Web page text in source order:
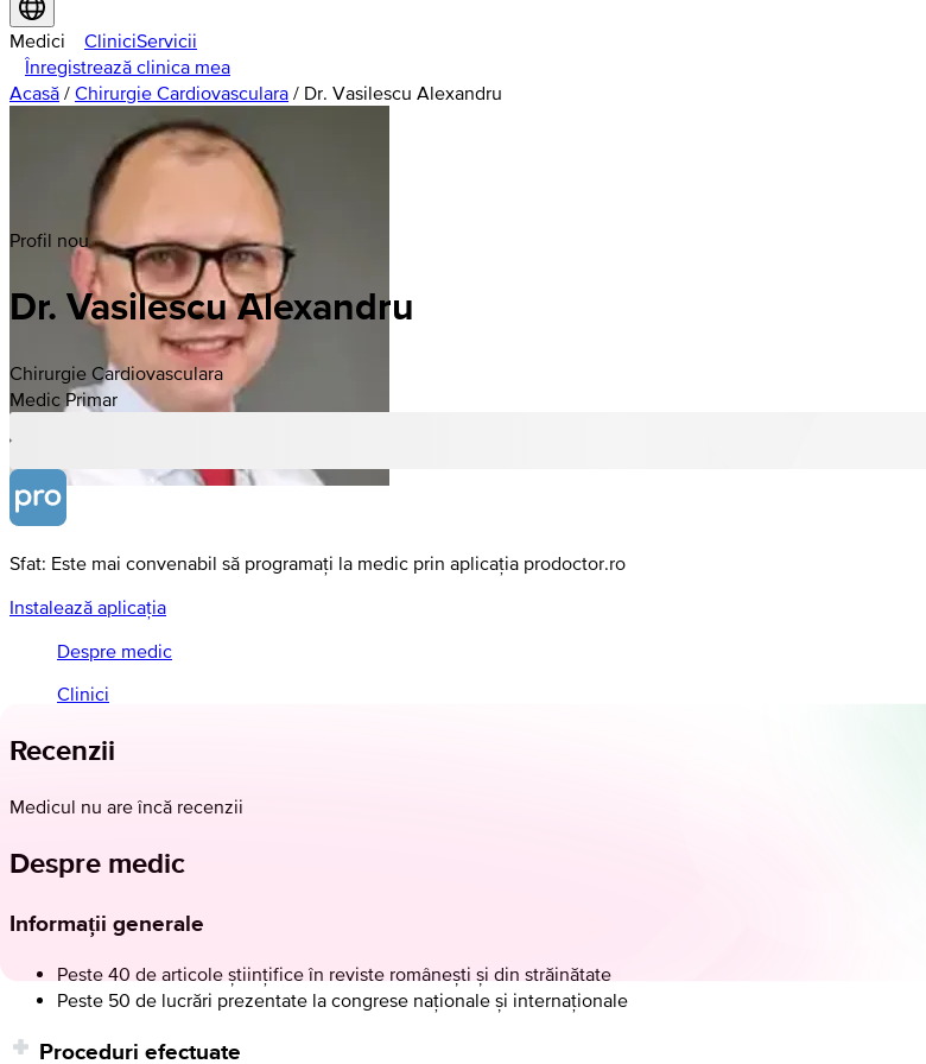
Medici CliniciServicii
Înregistrează clinica mea
Acasă / Chirurgie Cardiovasculara / Dr. Vasilescu Alexandru
Profil nou
Dr. Vasilescu Alexandru
Chirurgie Cardiovasculara
Medic Primar
Sfat: Este mai convenabil să programați la medic prin aplicația prodoctor.ro
Instalează aplicația
Despre medic
Clinici
Recenzii
Medicul nu are încă recenzii
Despre medic
Informații generale
Peste 40 de articole știinţifice în reviste românești și din străinătate
Peste 50 de lucrări prezentate la congrese naţionale și internaţionale
Proceduri efectuate